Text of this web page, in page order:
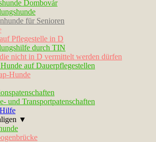
Dombovár
für Senioren
Pflegestelle in D
durch TIN
nicht in D vermittelt werden dürfen
auf Dauerpflegestellen
Hunde
und Transportpatenschaften
▼